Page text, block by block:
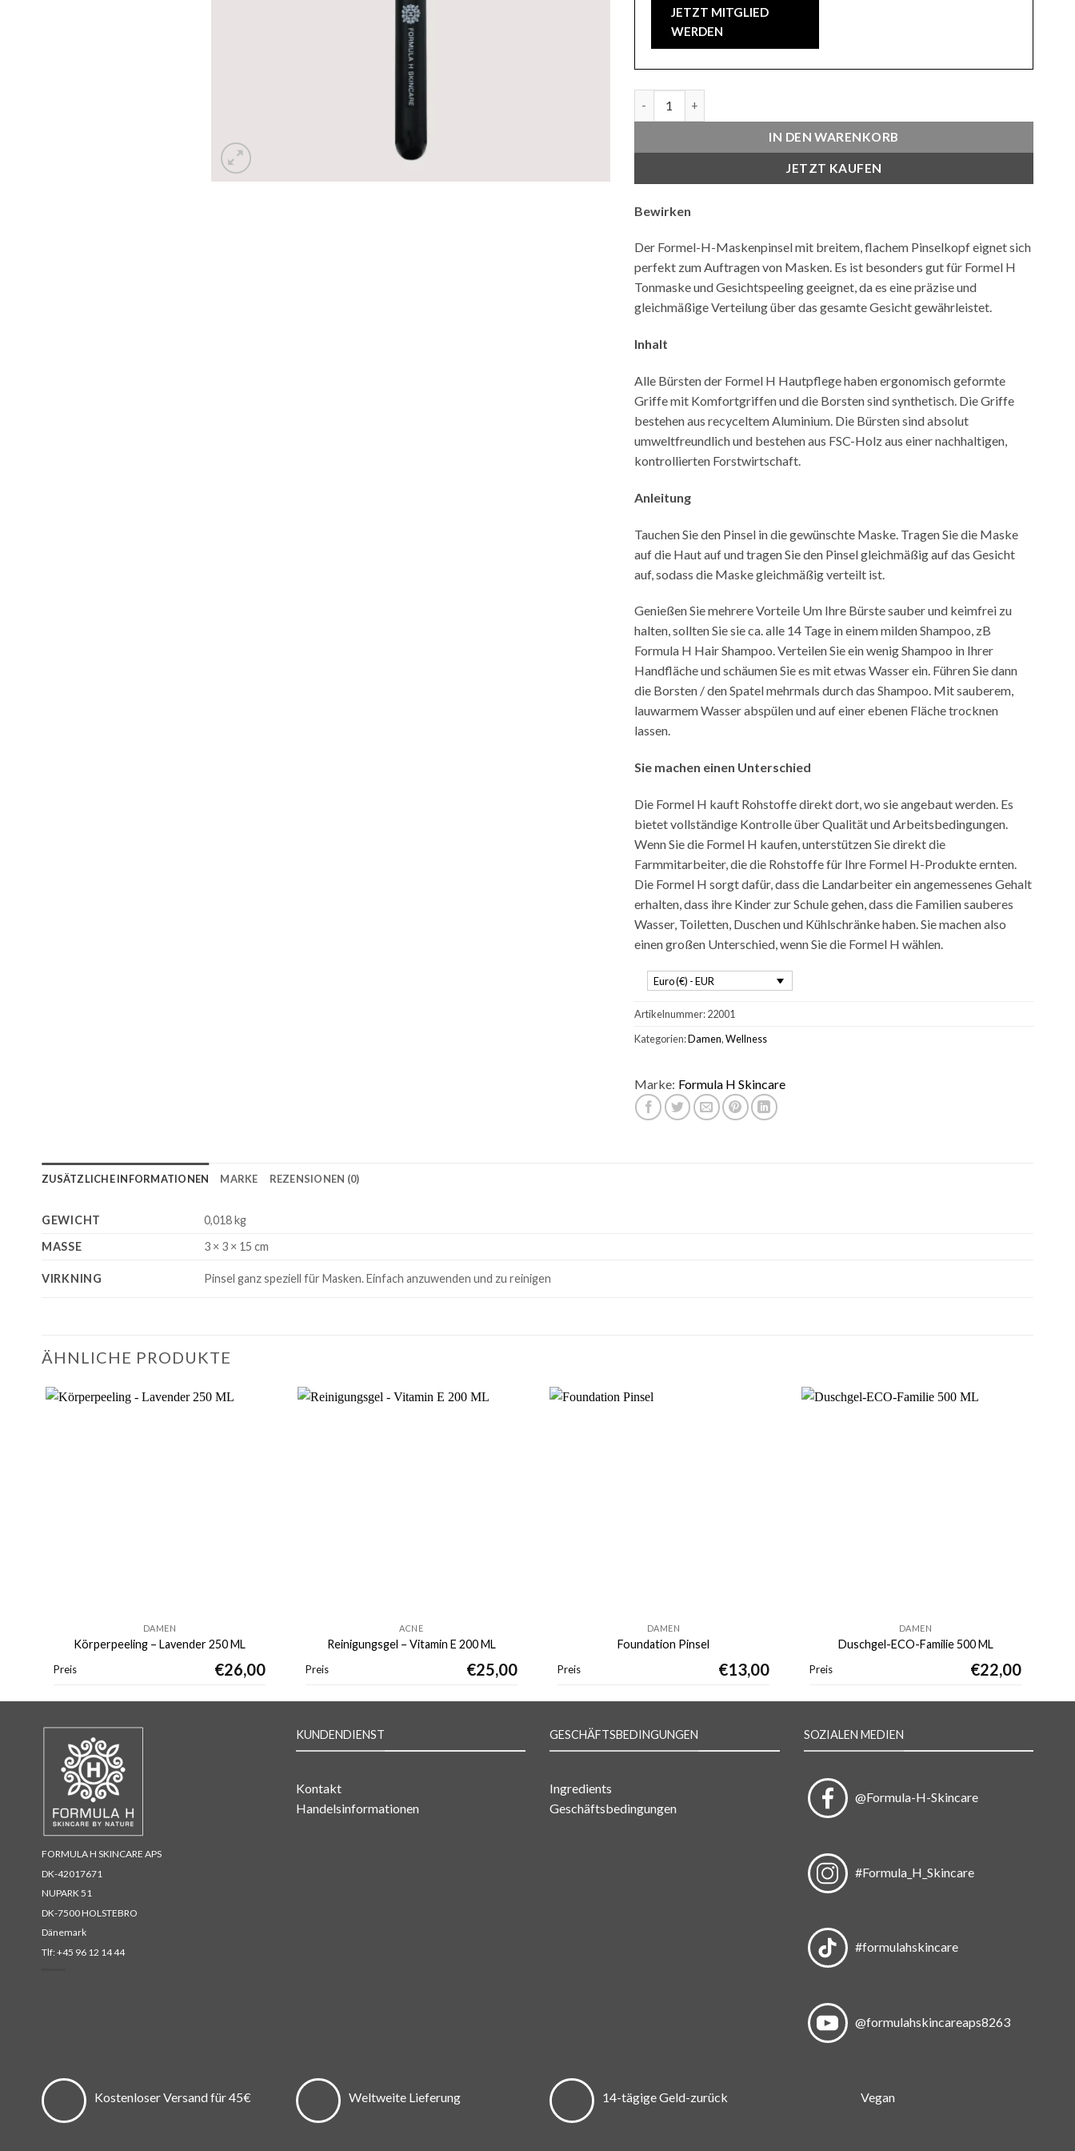
JETZT MITGLIED
WERDEN
IN DEN WARENKORB
JETZT KAUFEN
Bewirken
Der Formel-H-Maskenpinsel mit breitem, flachem Pinselkopf eignet sich
perfekt zum Auftragen von Masken. Es ist besonders gut für Formel H
Tonmaske und Gesichtspeeling geeignet, da es eine präzise und
gleichmäßige Verteilung über das gesamte Gesicht gewährleistet.
Inhalt
Alle Bürsten der Formel H Hautpflege haben ergonomisch geformte
Griffe mit Komfortgriffen und die Borsten sind synthetisch. Die Griffe
bestehen aus recyceltem Aluminium. Die Bürsten sind absolut
umweltfreundlich und bestehen aus FSC-Holz aus einer nachhaltigen,
kontrollierten Forstwirtschaft.
Anleitung
Tauchen Sie den Pinsel in die gewünschte Maske. Tragen Sie die Maske
auf die Haut auf und tragen Sie den Pinsel gleichmäßig auf das Gesicht
auf, sodass die Maske gleichmäßig verteilt ist.
Genießen Sie mehrere Vorteile Um Ihre Bürste sauber und keimfrei zu
halten, sollten Sie sie ca. alle 14 Tage in einem milden Shampoo, zB
Formula H Hair Shampoo. Verteilen Sie ein wenig Shampoo in Ihrer
Handfläche und schäumen Sie es mit etwas Wasser ein. Führen Sie dann
die Borsten / den Spatel mehrmals durch das Shampoo. Mit sauberem,
lauwarmem Wasser abspülen und auf einer ebenen Fläche trocknen
lassen.
Sie machen einen Unterschied
Die Formel H kauft Rohstoffe direkt dort, wo sie angebaut werden. Es
bietet vollständige Kontrolle über Qualität und Arbeitsbedingungen.
Wenn Sie die Formel H kaufen, unterstützen Sie direkt die
Farmmitarbeiter, die die Rohstoffe für Ihre Formel H-Produkte ernten.
Die Formel H sorgt dafür, dass die Landarbeiter ein angemessenes Gehalt
erhalten, dass ihre Kinder zur Schule gehen, dass die Familien sauberes
Wasser, Toiletten, Duschen und Kühlschränke haben. Sie machen also
einen großen Unterschied, wenn Sie die Formel H wählen.
Euro (€) - EUR
Artikelnummer:22001
Kategorien:Damen,Wellness
Marke: Formula H Skincare
ZUSÄTZLICHE INFORMATIONEN MARKE REZENSIONEN (0)
GEWICHT
0,018 kg
MASSE
3 × 3 × 15 cm
VIRKNING Pinsel ganz speziell für Masken. Einfach anzuwenden und zu reinigen
ÄHNLICHE PRODUKTE
DAMEN
Körperpeeling – Lavender 250 ML
Preis €26,00
ACNE
Reinigungsgel – Vitamin E 200 ML
Preis €25,00
DAMEN
Foundation Pinsel
Preis €13,00
DAMEN
Duschgel-ECO-Familie 500 ML
Preis €22,00
FORMULA H SKINCARE APS
DK-42017671
NUPARK 51
DK-7500 HOLSTEBRO
Dänemark
Tlf:+45 96 12 14 44
KUNDENDIENST
Kontakt
Handelsinformationen
GESCHÄFTSBEDINGUNGEN
Ingredients
Geschäftsbedingungen
SOZIALEN MEDIEN
@Formula-H-Skincare
#Formula_H_Skincare
#formulahskincare
@formulahskincareaps8263
Kostenloser Versand für 45€ Weltweite Lieferung 14-tägige Geld-zurück Vegan